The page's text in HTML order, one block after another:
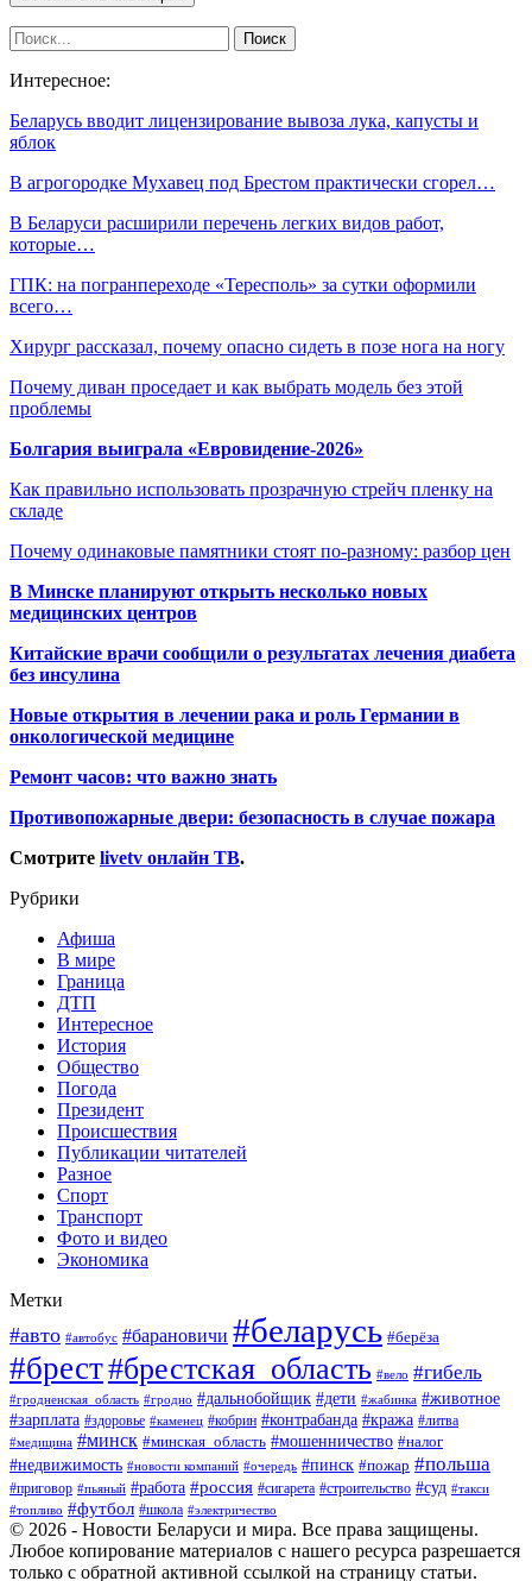
Интересное:
Беларусь вводит лицензирование вывоза лука, капусты и
яблок
В агрогородке Мухавец под Брестом практически сгорел…
В Беларуси расширили перечень легких видов работ,
которые…
ГПК: на погранпереходе «Тересполь» за сутки оформили
всего…
Хирург рассказал, почему опасно сидеть в позе нога на ногу
Почему диван проседает и как выбрать модель без этой
проблемы
Болгария выиграла «Евровидение-2026»
Как правильно использовать прозрачную стрейч пленку на
складе
Почему одинаковые памятники стоят по-разному: разбор цен
В Минске планируют открыть несколько новых
медицинских центров
Китайские врачи сообщили о результатах лечения диабета
без инсулина
Новые открытия в лечении рака и роль Германии в
онкологической медицине
Ремонт часов: что важно знать
Противопожарные двери: безопасность в случае пожара
Смотрите livetv онлайн ТВ.
Рубрики
Афиша
В мире
Граница
ДТП
Интересное
История
Общество
Погода
Президент
Происшествия
Публикации читателей
Разное
Спорт
Транспорт
Фото и видео
Экономика
Метки
#авто #автобус #барановичи #беларусь #берёза
#брест#брестская_область #вело #гибель
#гродненская_область #гродно #дальнобойщик #дети #жабинка #животное
#зарплата #здоровье #каменец #кобрин #контрабанда #кража #литва
#медицина #минск #минская_область #мошенничество #налог
#недвижимость #новости компаний #очередь #пинск #пожар #польша
#приговор #пьяный #работа #россия #сигарета #строительство #суд #такси
#топливо #футбол #школа #электричество
© 2026 - Новости Беларуси и мира. Все права защищены.
Любое копирование материалов с нашего ресурса разрешается
только с обратной активной ссылкой на страницу статьи.